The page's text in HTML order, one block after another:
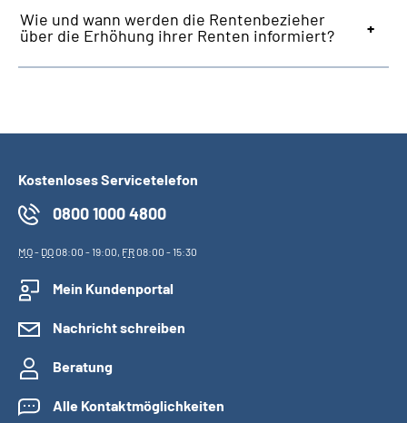
Wie und wann werden die Rentenbezieher
über die Erhöhung ihrer Renten informiert?
Kostenloses Servicetelefon
0800 1000 4800
MO- DO08:00 - 19:00, FR08:00 - 15:30
Mein Kundenportal
Nachricht schreiben
Beratung
Alle Kontaktmöglichkeiten